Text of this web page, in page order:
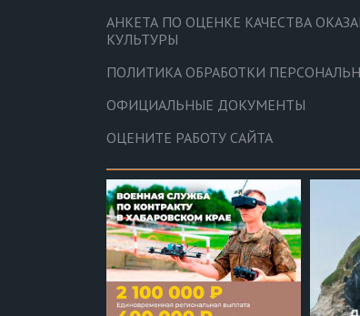
АНКЕТА ПО ОЦЕНКЕ КАЧЕСТВА
КУЛЬТУРЫ
ПОЛИТИКА ОБРАБОТКИ
ОФИЦИАЛЬНЫЕ ДОКУМЕНТЫ
ОЦЕНИТЕ РАБОТУ САЙТА